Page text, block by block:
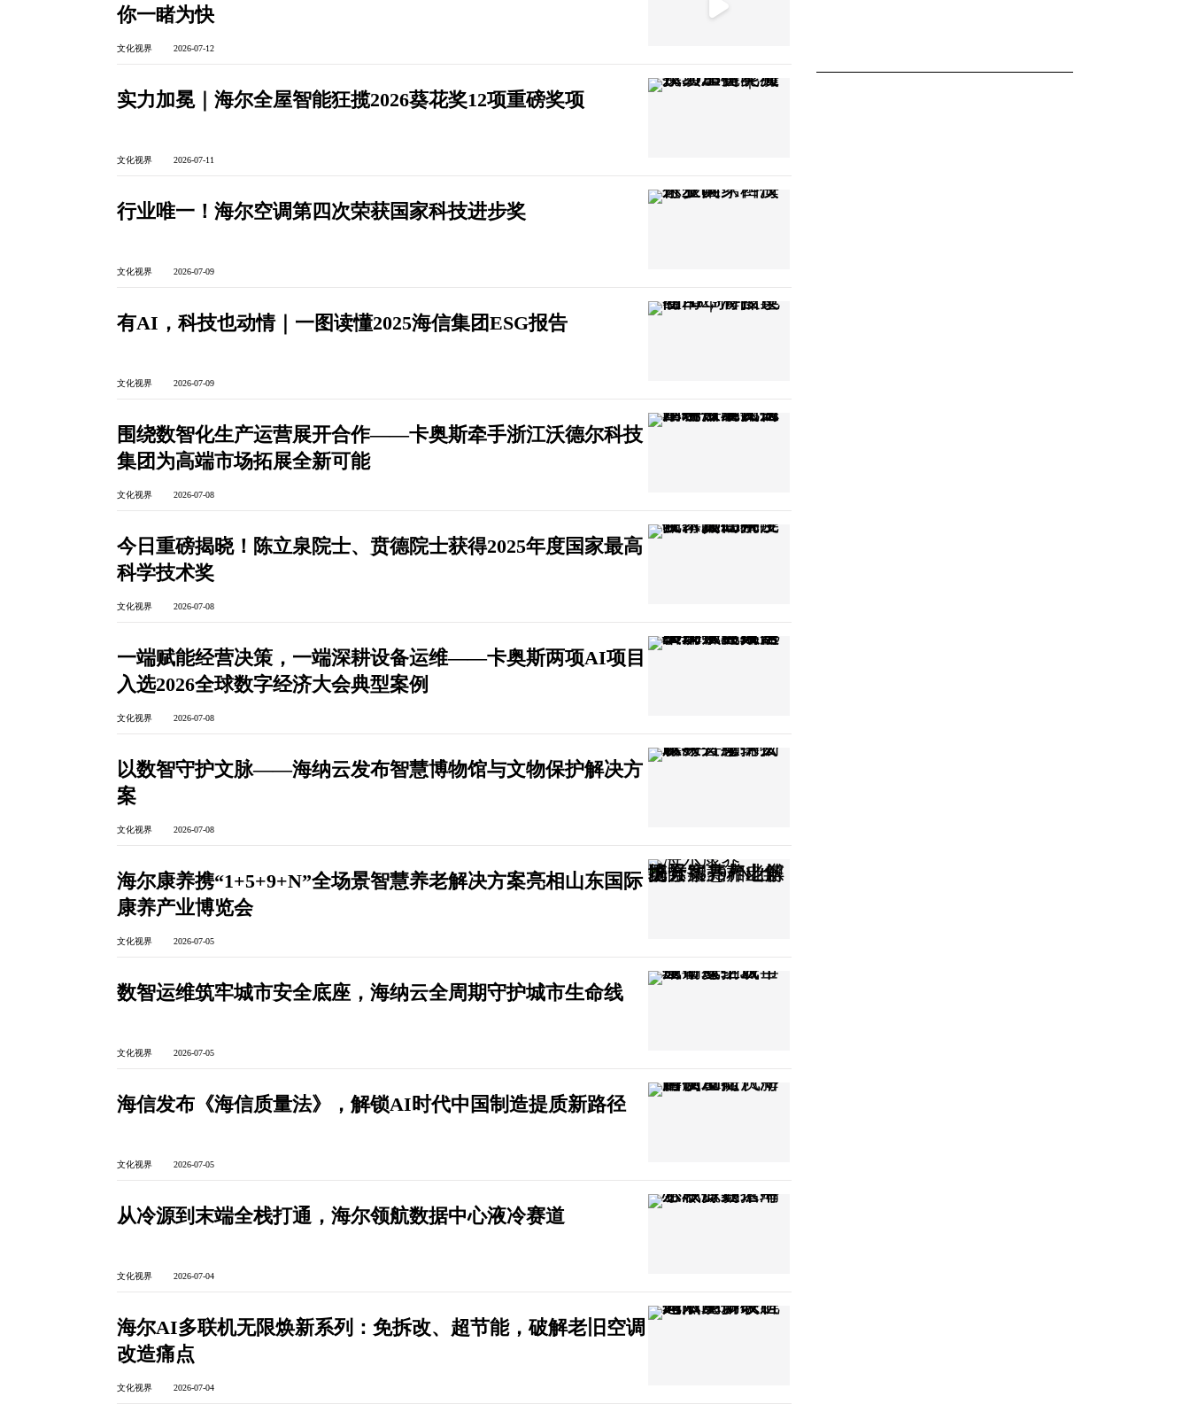
你一睹为快
文化视界 2026-07-12
实力加冕｜海尔全屋智能狂揽2026葵花奖12项重磅奖项
文化视界 2026-07-11
​行业唯一！海尔空调第四次荣获国家科技进步奖
文化视界 2026-07-09
有AI，科技也动情｜一图读懂2025海信集团ESG报告
文化视界 2026-07-09
围绕数智化生产运营展开合作——卡奥斯牵手浙江沃德尔科技
集团为高端市场拓展全新可能
文化视界 2026-07-08
今日重磅揭晓！陈立泉院士、贲德院士获得2025年度国家最高
科学技术奖
文化视界 2026-07-08
一端赋能经营决策，一端深耕设备运维——卡奥斯两项AI项目
入选2026全球数字经济大会典型案例
文化视界 2026-07-08
以数智守护文脉——海纳云发布智慧博物馆与文物保护解决方
案
文化视界 2026-07-08
海尔康养携“1+5+9+N”全场景智慧养老解决方案亮相山东国际
康养产业博览会
文化视界 2026-07-05
数智运维筑牢城市安全底座，海纳云全周期守护城市生命线
文化视界 2026-07-05
海信发布《海信质量法》，解锁AI时代中国制造提质新路径
文化视界 2026-07-05
从冷源到末端全栈打通，海尔领航数据中心液冷赛道
文化视界 2026-07-04
海尔AI多联机无限焕新系列：免拆改、超节能，破解老旧空调
改造痛点
文化视界 2026-07-04